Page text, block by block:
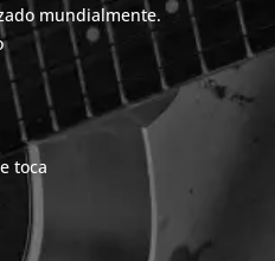
mundialmente.
toca